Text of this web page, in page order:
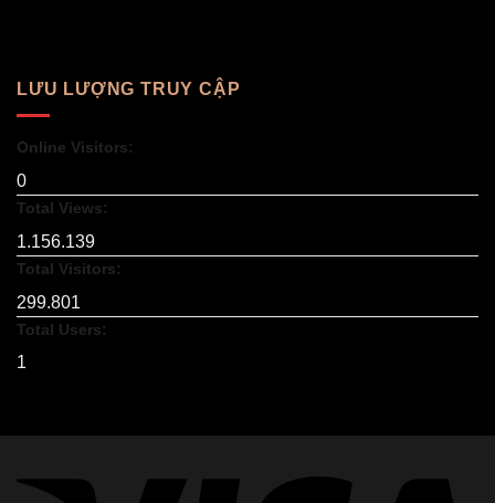
LƯU LƯỢNG TRUY CẬP
Online Visitors:
0
Total Views:
1.156.139
Total Visitors:
299.801
Total Users:
1